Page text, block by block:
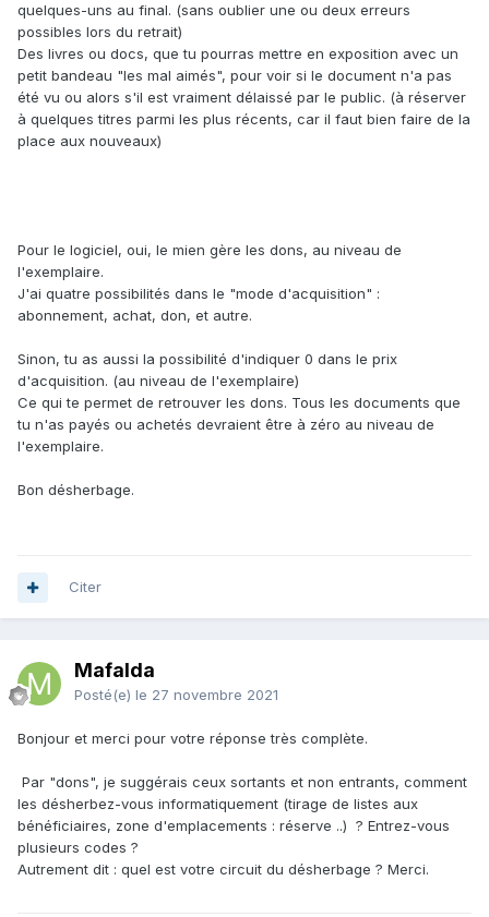
quelques-uns au final. (sans oublier une ou deux erreurs
possibles lors du retrait)
Des livres ou docs, que tu pourras mettre en exposition avec un
petit bandeau "les mal aimés", pour voir si le document n'a pas
été vu ou alors s'il est vraiment délaissé par le public. (à réserver
à quelques titres parmi les plus récents, car il faut bien faire de la
place aux nouveaux)
Pour le logiciel, oui, le mien gère les dons, au niveau de
l'exemplaire.
J'ai quatre possibilités dans le "mode d'acquisition" :
abonnement, achat, don, et autre.
Sinon, tu as aussi la possibilité d'indiquer 0 dans le prix
d'acquisition. (au niveau de l'exemplaire)
Ce qui te permet de retrouver les dons. Tous les documents que
tu n'as payés ou achetés devraient être à zéro au niveau de
l'exemplaire.
Bon désherbage.
Citer
Mafalda
Posté(e) le 27 novembre 2021
Bonjour et merci pour votre réponse très complète.
Par "dons", je suggérais ceux sortants et non entrants, comment
les désherbez-vous informatiquement (tirage de listes aux
bénéficiaires, zone d'emplacements : réserve ..) ? Entrez-vous
plusieurs codes ?
Autrement dit : quel est votre circuit du désherbage ? Merci.